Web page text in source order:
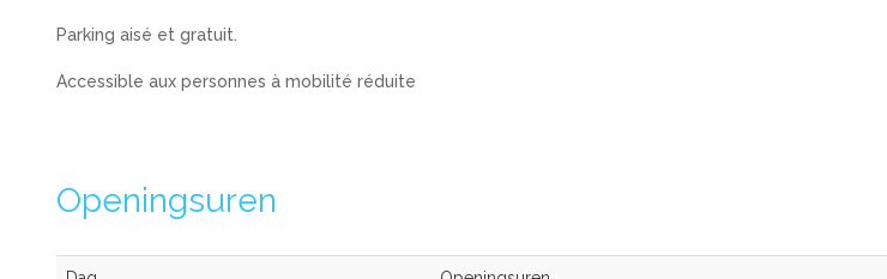
Parking aisé et gratuit.
Accessible aux personnes à mobilité réduite
Openingsuren